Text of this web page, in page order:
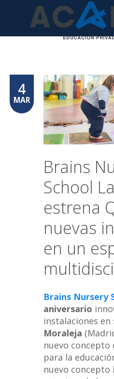
4
MAR
Brains
School
estrena
nuevas
en un
Brains Nursery
aniversario
instalaciones en
Moraleja
nuevo concepto
para la
nuevo concepto